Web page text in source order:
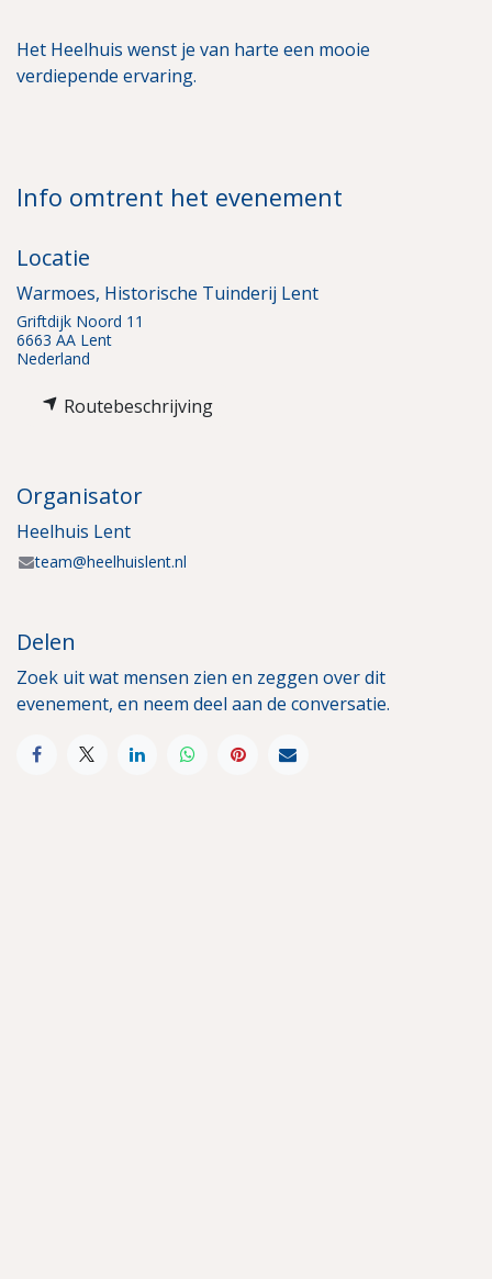
Het Heelhuis wenst je van harte een mooie
verdiepende ervaring.
Info omtrent het evenement
Locatie
Warmoes, Historische Tuinderij Lent
Griftdijk Noord 11
6663 AA Lent
Nederland
Routebeschrijving
Organisator
Heelhuis Lent
team@heelhuislent.nl
Delen
Zoek uit wat mensen zien en zeggen over dit
evenement, en neem deel aan de conversatie.